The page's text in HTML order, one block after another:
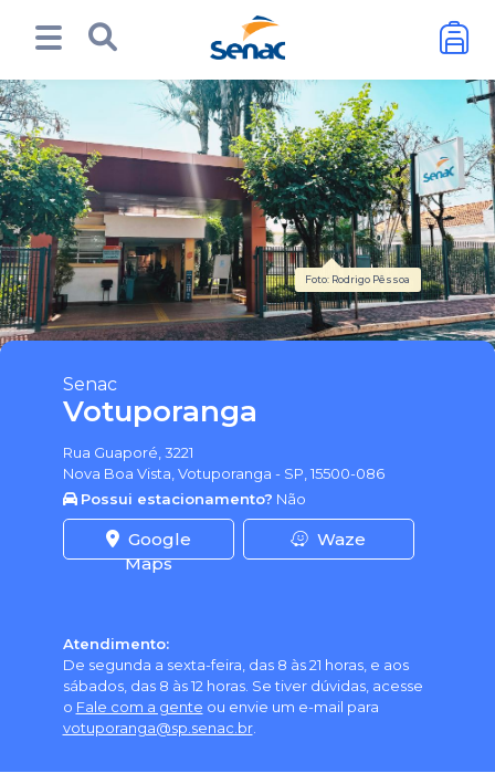
Foto: Rodrigo Pêssoa
Senac
Votuporanga
Rua Guaporé, 3221
Nova Boa Vista, Votuporanga - SP, 15500-086
Possui estacionamento? Não
Google
Maps
Waze
Atendimento:
De segunda a sexta-feira, das 8 às 21 horas, e aos
sábados, das 8 às 12 horas. Se tiver dúvidas, acesse
o Fale com a gente ou envie um e-mail para
votuporanga@sp.senac.br.